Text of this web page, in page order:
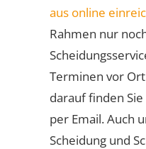
aus online
Rahmen nur
Terminen vor
darauf finden
per Email. Auch
Scheidung und